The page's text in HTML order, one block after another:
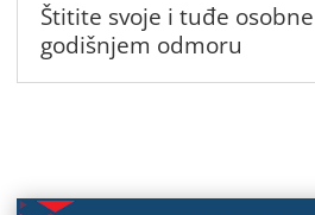
Štitite svoje i tuđe
godišnjem odmoru